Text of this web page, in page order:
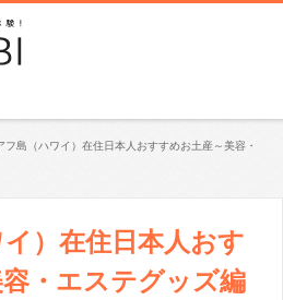
フ島（ハワイ）在住日本人おすすめお土産～美容・
）在住日本人おす
・エステグッズ編